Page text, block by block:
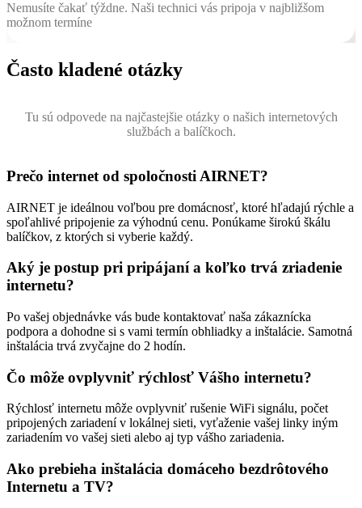
Nemusíte čakať týždne. Naši technici vás pripoja v najbližšom
možnom termíne
Často kladené otázky
Tu sú odpovede na najčastejšie otázky o našich internetových
službách a balíčkoch.
Prečo internet od spoločnosti AIRNET?
AIRNET je ideálnou voľbou pre domácnosť, ktoré hľadajú rýchle a
spoľahlivé pripojenie za výhodnú cenu. Ponúkame širokú škálu
balíčkov, z ktorých si vyberie každý.
Aký je postup pri pripájaní a koľko trvá zriadenie
internetu?
Po vašej objednávke vás bude kontaktovať naša zákaznícka
podpora a dohodne si s vami termín obhliadky a inštalácie. Samotná
inštalácia trvá zvyčajne do 2 hodín.
Čo môže ovplyvniť rýchlosť Vášho internetu?
Rýchlosť internetu môže ovplyvniť rušenie WiFi signálu, počet
pripojených zariadení v lokálnej sieti, vyťaženie vašej linky iným
zariadením vo vašej sieti alebo aj typ vášho zariadenia.
Ako prebieha inštalácia domáceho bezdrôtového
Internetu a TV?